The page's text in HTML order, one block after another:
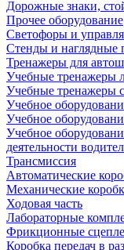
Дорожные знаки,
Прочее оборудование
Светофоры и
Стенды и наглядные
Тренажеры для
Учебные тренажеры
Учебные тренажеры
Учебное
Учебное
Учебное
деятельности
Трансмиссия
Автоматические
Механические
Ходовая часть
Лабораторные
Фрикционные
Коробка передач в